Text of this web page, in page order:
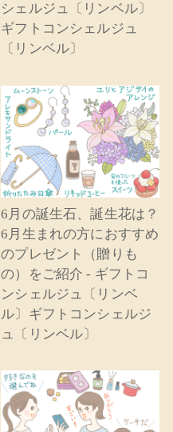
シェルジュ〔リンベル〕
ギフトコンシェルジュ
〔リンベル〕
6月の誕生石、誕生花は？
6月生まれの方におすすめ
のプレゼント（贈りも
の）をご紹介 - ギフトコ
ンシェルジュ〔リンベ
ル〕ギフトコンシェルジ
ュ〔リンベル〕